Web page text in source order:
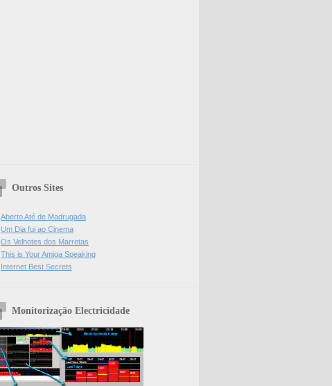
Outros Sites
Aberto Até de Madrugada
Um Dia fui ao Cinema
Os Velhotes dos Marretas
This is Your Amiga Speaking
Internet Best Secrets
Monitorização Electricidade